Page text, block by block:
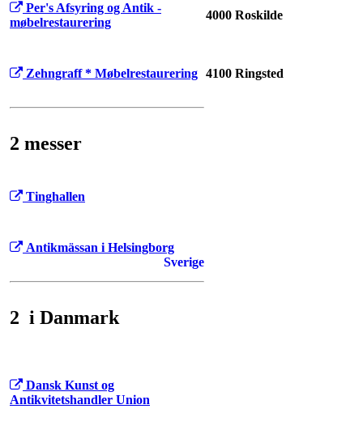
Per's Afsyring og Antik -
møbelrestaurering
4000 Roskilde
Zehngraff * Møbelrestaurering 4100 Ringsted
2 messer
Tinghallen
Antikmässan i Helsingborg
Sverige
2 i Danmark
Dansk Kunst og
Antikvitetshandler Union